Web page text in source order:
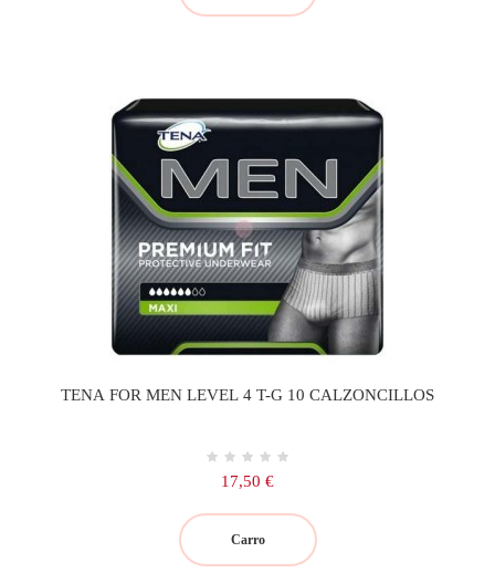
TENA FOR MEN LEVEL 4 T-G 10 CALZONCILLOS
Precio
17,50 €
Carro